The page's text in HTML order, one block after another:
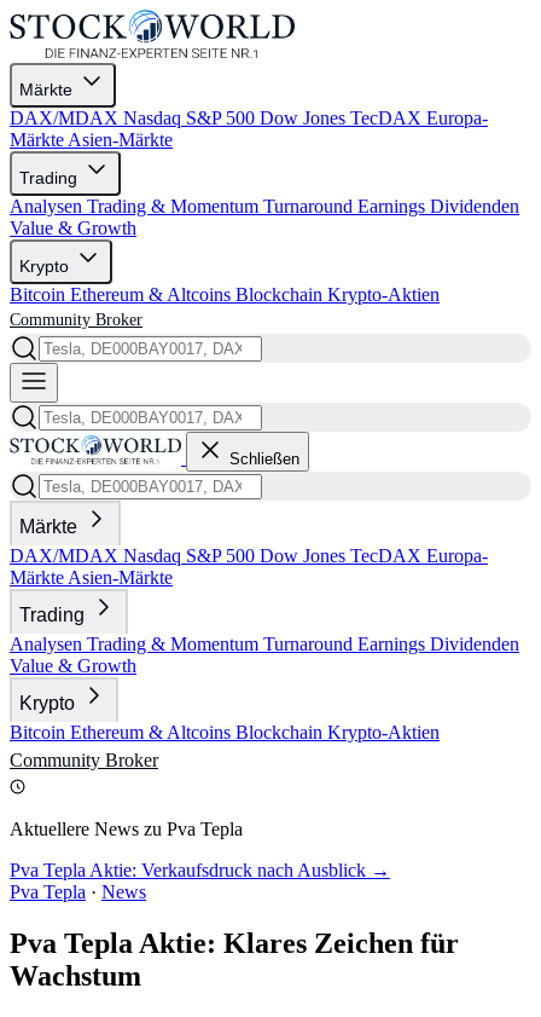
Märkte
DAX/MDAX Nasdaq S&P 500 Dow Jones TecDAX Europa-
Märkte Asien-Märkte
Trading
Analysen Trading & Momentum Turnaround Earnings Dividenden
Value & Growth
Krypto
Bitcoin Ethereum & Altcoins Blockchain Krypto-Aktien
Community Broker
Schließen
Märkte
DAX/MDAX Nasdaq S&P 500 Dow Jones TecDAX Europa-
Märkte Asien-Märkte
Trading
Analysen Trading & Momentum Turnaround Earnings Dividenden
Value & Growth
Krypto
Bitcoin Ethereum & Altcoins Blockchain Krypto-Aktien
Community Broker
Aktuellere News zu Pva Tepla
Pva Tepla Aktie: Verkaufsdruck nach Ausblick →
Pva Tepla · News
Pva Tepla Aktie: Klares Zeichen für
Wachstum